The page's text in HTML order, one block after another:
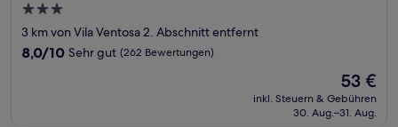
3.0-
Sterne-
Unterkunft
3 km von Vila Ventosa 2. Abschnitt entfernt
8.0
8,0/10 Sehr gut (262 Bewertungen)
Der
Preis
beträgt
53 €
inkl. Steuern & Gebühren
30. Aug.–31. Aug.